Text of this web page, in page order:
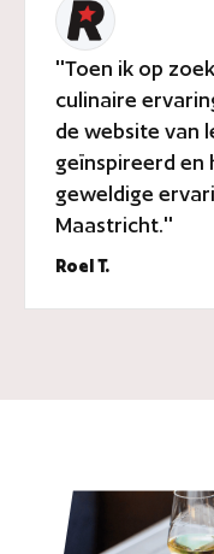
''Toen ik op
culinaire
de website van
geïnspireerd en
geweldige
Maastricht.''
Roel T.